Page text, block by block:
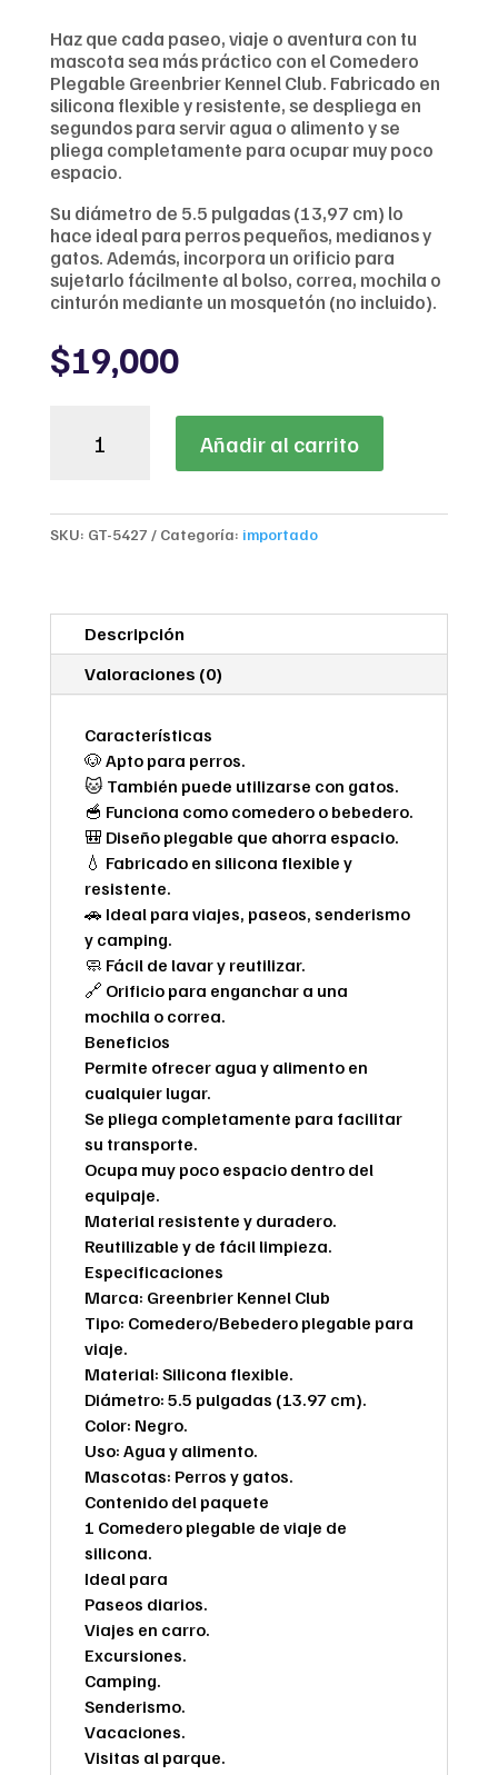
Haz que cada paseo, viaje o aventura con tu
mascota sea más práctico con el Comedero
Plegable Greenbrier Kennel Club. Fabricado en
silicona flexible y resistente, se despliega en
segundos para servir agua o alimento y se
pliega completamente para ocupar muy poco
espacio.
Su diámetro de 5.5 pulgadas (13,97 cm) lo
hace ideal para perros pequeños, medianos y
gatos. Además, incorpora un orificio para
sujetarlo fácilmente al bolso, correa, mochila o
cinturón mediante un mosquetón (no incluido).
$19,000
Plegable
para
Perros
Greenbrier
Kennel
Club
5,5"
cantidad
Añadir al carrito
SKU: GT-5427 Categoría: importado
Descripción
Valoraciones (0)
Características
🐶 Apto para perros.
🐱 También puede utilizarse con gatos.
🥣 Funciona como comedero o bebedero.
🎒 Diseño plegable que ahorra espacio.
💧 Fabricado en silicona flexible y
resistente.
🚗 Ideal para viajes, paseos, senderismo
y camping.
🧼 Fácil de lavar y reutilizar.
🔗 Orificio para enganchar a una
mochila o correa.
Beneficios
Permite ofrecer agua y alimento en
cualquier lugar.
Se pliega completamente para facilitar
su transporte.
Ocupa muy poco espacio dentro del
equipaje.
Material resistente y duradero.
Reutilizable y de fácil limpieza.
Especificaciones
Marca: Greenbrier Kennel Club
Tipo: Comedero/Bebedero plegable para
viaje.
Material: Silicona flexible.
Diámetro: 5.5 pulgadas (13.97 cm).
Color: Negro.
Uso: Agua y alimento.
Mascotas: Perros y gatos.
Contenido del paquete
1 Comedero plegable de viaje de
silicona.
Ideal para
Paseos diarios.
Viajes en carro.
Excursiones.
Camping.
Senderismo.
Vacaciones.
Visitas al parque.